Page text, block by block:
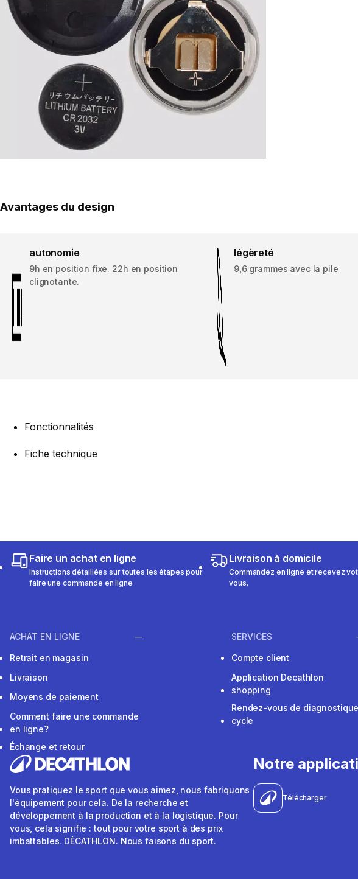
Avantages du design
autonomie
9h en position fixe. 22h en position
clignotante.
légèreté
9,6 grammes avec la pile
Fonctionnalités
Fiche technique
Faire un achat en ligne
Instructions détaillées sur toutes les étapes pour
faire une commande en ligne
Livraison à domicile
Commandez en ligne et recevez
vous.
ACHAT EN LIGNE
Retrait en magasin
Livraison
Moyens de paiement
Comment faire une commande
en ligne?
Échange et retour
SERVICES
Compte client
Application Decathlon
shopping
Rendez-vous de diagnostique
cycle
Vous pratiquez le sport que vous aimez, nous fabriquons
l'équipement pour cela. De la recherche et
développement à la production et à la logistique. Pour
vous, cela signifie : tout pour votre sport à des prix
imbattables. DÉCATHLON. Nous faisons du sport.
Notre
Télécharger